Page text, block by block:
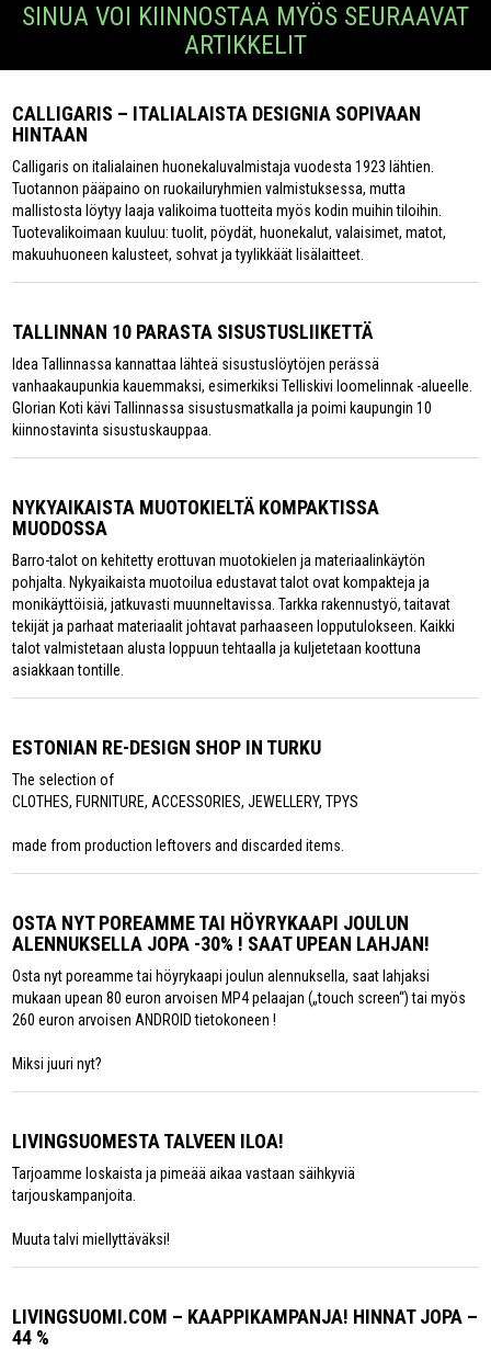
SINUA VOI KIINNOSTAA MYÖS SEURAAVAT
ARTIKKELIT
CALLIGARIS – ITALIALAISTA DESIGNIA SOPIVAAN
HINTAAN
Calligaris on italialainen huonekaluvalmistaja vuodesta 1923 lähtien.
Tuotannon pääpaino on ruokailuryhmien valmistuksessa, mutta
mallistosta löytyy laaja valikoima tuotteita myös kodin muihin tiloihin.
Tuotevalikoimaan kuuluu: tuolit, pöydät, huonekalut, valaisimet, matot,
makuuhuoneen kalusteet, sohvat ja tyylikkäät lisälaitteet.
TALLINNAN 10 PARASTA SISUSTUSLIIKETTÄ
Idea Tallinnassa kannattaa lähteä sisustuslöytöjen perässä
vanhaakaupunkia kauemmaksi, esimerkiksi Telliskivi loomelinnak -alueelle.
Glorian Koti kävi Tallinnassa sisustusmatkalla ja poimi kaupungin 10
kiinnostavinta sisustuskauppaa.
NYKYAIKAISTA MUOTOKIELTÄ KOMPAKTISSA
MUODOSSA
Barro-talot on kehitetty erottuvan muotokielen ja materiaalinkäytön
pohjalta. Nykyaikaista muotoilua edustavat talot ovat kompakteja ja
monikäyttöisiä, jatkuvasti muunneltavissa. Tarkka rakennustyö, taitavat
tekijät ja parhaat materiaalit johtavat parhaaseen lopputulokseen. Kaikki
talot valmistetaan alusta loppuun tehtaalla ja kuljetetaan koottuna
asiakkaan tontille.
ESTONIAN RE-DESIGN SHOP IN TURKU
The selection of
CLOTHES, FURNITURE, ACCESSORIES, JEWELLERY, TPYS
made from production leftovers and discarded items.
OSTA NYT POREAMME TAI HÖYRYKAAPI JOULUN
ALENNUKSELLA JOPA -30% ! SAAT UPEAN LAHJAN!
Osta nyt poreamme tai höyrykaapi joulun alennuksella, saat lahjaksi
mukaan upean 80 euron arvoisen MP4 pelaajan („touch screen“) tai myös
260 euron arvoisen ANDROID tietokoneen !
Miksi juuri nyt?
LIVINGSUOMESTA TALVEEN ILOA!
Tarjoamme loskaista ja pimeää aikaa vastaan säihkyviä
tarjouskampanjoita.
Muuta talvi miellyttäväksi!
LIVINGSUOMI.COM – KAAPPIKAMPANJA! HINNAT JOPA –
44 %